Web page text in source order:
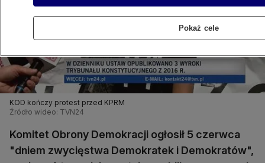
KOD kończy protest przed KPRM
Źródło wideo: TVN24
Komitet Obrony Demokracji ogłosił 5 czerwca
"dniem zwycięstwa Demokratek i Demokratów",
Pokaż cele